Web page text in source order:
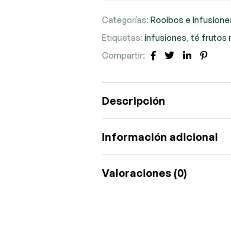
Categorías:Rooibos e
Etiquetas:infusiones,té frutos
Compartir:
Facebook
TwitterLinkedIn
Descripción
Información adicional
Valoraciones (0)